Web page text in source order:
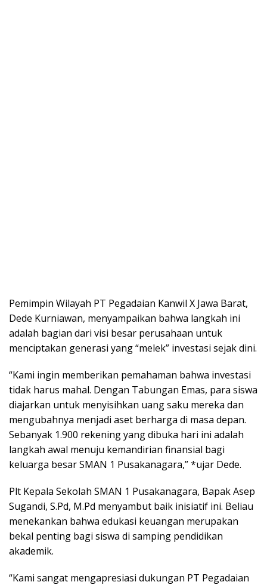
Pemimpin Wilayah PT Pegadaian Kanwil X Jawa Barat,
Dede Kurniawan, menyampaikan bahwa langkah ini
adalah bagian dari visi besar perusahaan untuk
menciptakan generasi yang “melek” investasi sejak dini.
“Kami ingin memberikan pemahaman bahwa investasi
tidak harus mahal. Dengan Tabungan Emas, para siswa
diajarkan untuk menyisihkan uang saku mereka dan
mengubahnya menjadi aset berharga di masa depan.
Sebanyak 1.900 rekening yang dibuka hari ini adalah
langkah awal menuju kemandirian finansial bagi
keluarga besar SMAN 1 Pusakanagara,” *ujar Dede.
Plt Kepala Sekolah SMAN 1 Pusakanagara, Bapak Asep
Sugandi, S.Pd, M.Pd menyambut baik inisiatif ini. Beliau
menekankan bahwa edukasi keuangan merupakan
bekal penting bagi siswa di samping pendidikan
akademik.
“Kami sangat mengapresiasi dukungan PT Pegadaian